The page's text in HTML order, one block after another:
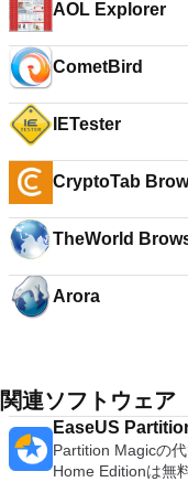
AOL Explorer
CometBird
IETester
CryptoTab
TheWorld
Arora
関連ソフトウェア
EaseUS
Partition Magicの
Home Editionは無